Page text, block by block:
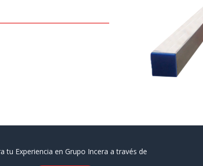
tu Experiencia en Grupo Incera a través de